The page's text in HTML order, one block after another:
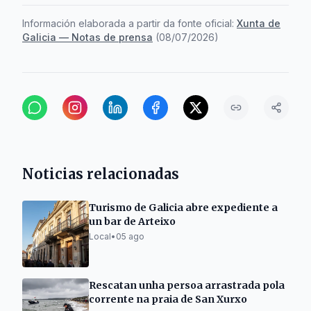
Información elaborada a partir da fonte oficial: Xunta de
Galicia — Notas de prensa (08/07/2026)
Noticias relacionadas
Turismo de Galicia abre expediente a
un bar de Arteixo
Local• 05 ago
Rescatan unha persoa arrastrada pola
corrente na praia de San Xurxo